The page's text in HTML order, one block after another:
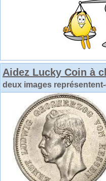
Aidez Lucky Coin à
deux images